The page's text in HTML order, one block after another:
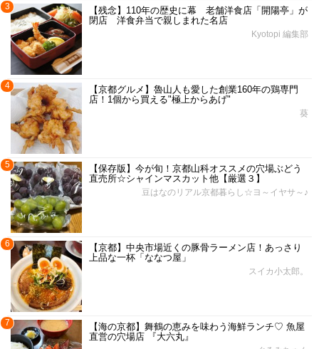
3
【残念】110年の歴史に幕 老舗洋食店「開陽亭」が
閉店 洋食弁当で親しまれた名店
Kyotopi 編集部
4
【京都グルメ】魯山人も愛した創業160年の鶏専門
店！1個から買える"極上からあげ"
葵
5
【保存版】今が旬！京都山科オススメの穴場ぶどう
直売所☆シャインマスカット他【厳選３】
豆はなのリアル京都暮らし☆ヨ～イヤサ～♪
6
【京都】中央市場近くの豚骨ラーメン店！あっさり
上品な一杯「ななつ屋」
スイカ小太郎。
7
【海の京都】舞鶴の恵みを味わう海鮮ランチ♡ 魚屋
直営の穴場店 『大六丸』